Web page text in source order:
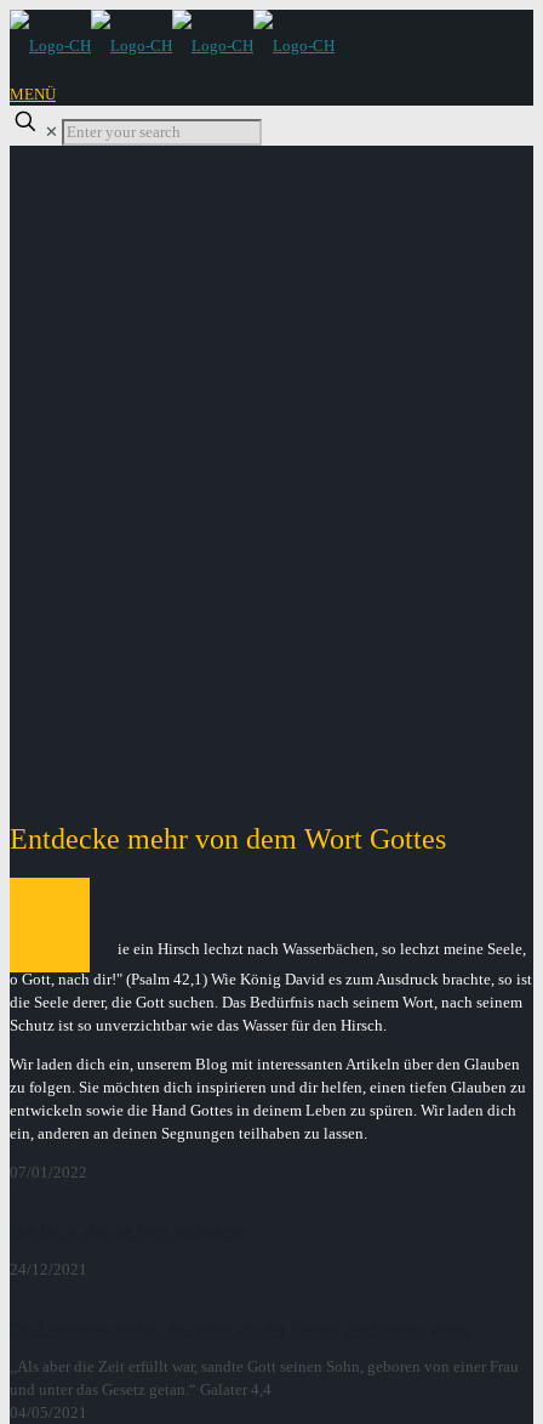
MENÜ
✕
Entdecke mehr von dem Wort Gottes
ie ein Hirsch lechzt nach Wasserbächen, so lechzt meine Seele,
o Gott, nach dir!" (Psalm 42,1) Wie König David es zum Ausdruck brachte, so ist
die Seele derer, die Gott suchen. Das Bedürfnis nach seinem Wort, nach seinem
Schutz ist so unverzichtbar wie das Wasser für den Hirsch.
Wir laden dich ein, unserem Blog mit interessanten Artikeln über den Glauben
zu folgen. Sie möchten dich inspirieren und dir helfen, einen tiefen Glauben zu
entwickeln sowie die Hand Gottes in deinem Leben zu spüren. Wir laden dich
ein, anderen an deinen Segnungen teilhaben zu lassen.
07/01/2022
24/12/2021
,,Als aber die Zeit erfüllt war, sandte Gott seinen Sohn, geboren von einer Frau
und unter das Gesetz getan.“ Galater 4,4
04/05/2021